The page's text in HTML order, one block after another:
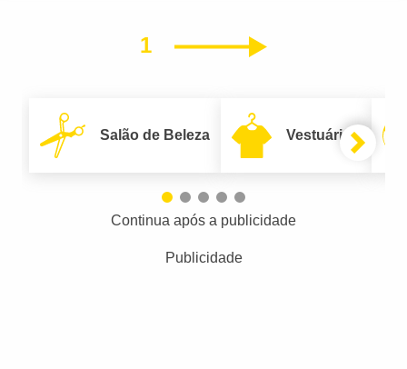
1 Próximo
Salão de Beleza Vestuário
Continua após a publicidade
Publicidade